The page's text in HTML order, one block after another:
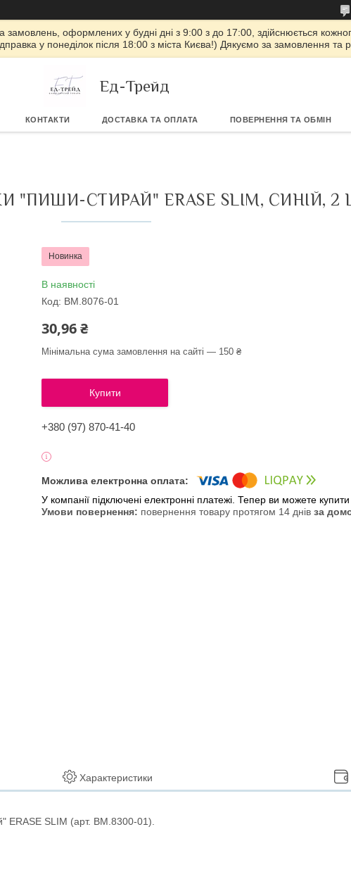
замовлень, оформлених у будні дні з 9:00 з до 17:00, здійснюється
у понеділок після 18:00 з міста Києва!) Дякуємо за замовлення та
Ед-Трейд
КОНТАКТИ ДОСТАВКА ТА ОПЛАТА ПОВЕРНЕННЯ ТА ОБМІН
СТИРАЙ" ERASE SLIM, СИНІЙ, 2
Новинка
В наявності
Код: BM.8076-01
30,96 ₴
Мінімальна сума замовлення на сайті — 150 ₴
Купити
+380 (97) 870-41-40
У компанії підключені електронні платежі. Тепер ви можете
повернення товару протягом 14 днів за
Характеристики
ERASE SLIM (арт. BM.8300-01).